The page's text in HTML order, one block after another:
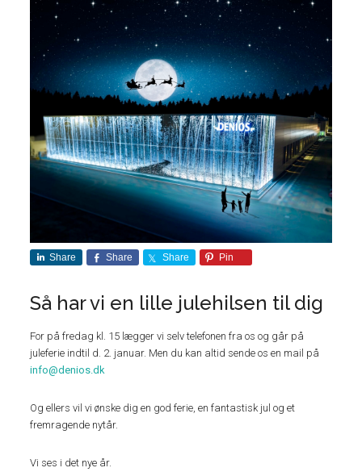
Share Share Share Pin
Så har vi en lille julehilsen til dig
For på fredag kl. 15 lægger vi selv telefonen fra os og går på
juleferie indtil d. 2. januar. Men du kan altid sende os en mail på
info@denios.dk
Og ellers vil vi ønske dig en god ferie, en fantastisk jul og et
fremragende nytår.
Vi ses i det nye år.